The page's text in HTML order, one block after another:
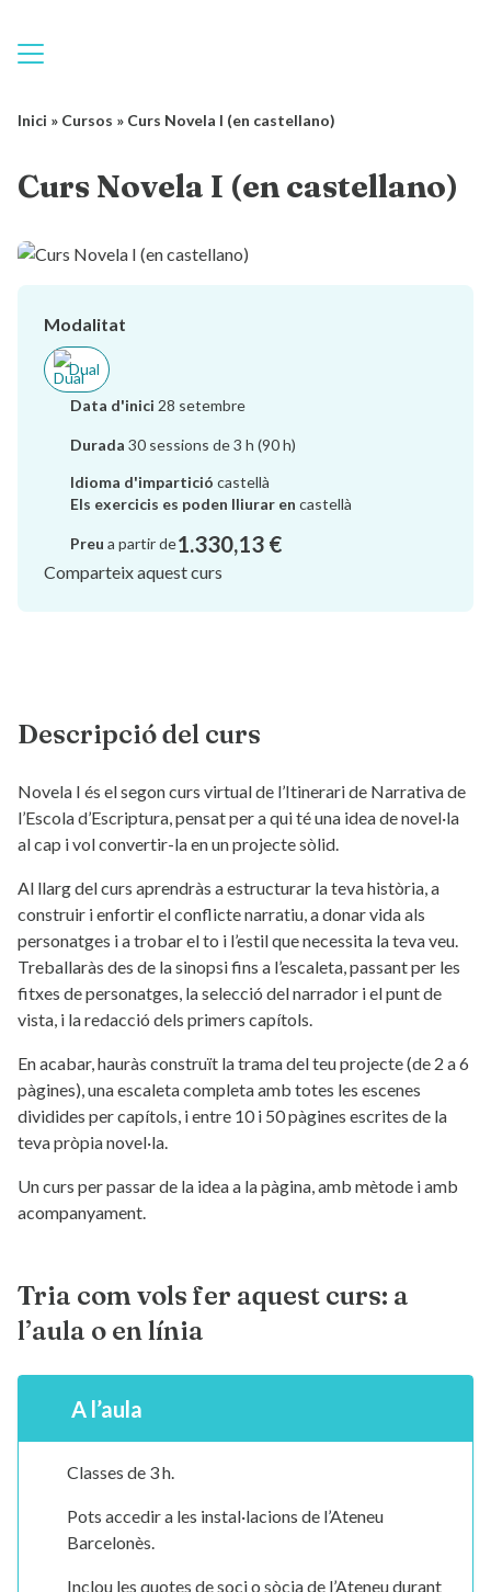
Inici » Cursos » Curs Novela I (en castellano)
Curs Novela I (en castellano)
Modalitat
Dual
Data d'inici 28 setembre
Durada 30 sessions de 3 h (90 h)
Idioma d'impartició castellà
Els exercicis es poden lliurar en castellà
Preu a partir de1.330,13 €
Comparteix aquest curs
Descripció del curs
Novela I és el segon curs virtual de l’Itinerari de Narrativa de
l’Escola d’Escriptura, pensat per a qui té una idea de novel·la
al cap i vol convertir-la en un projecte sòlid.
Al llarg del curs aprendràs a estructurar la teva història, a
construir i enfortir el conflicte narratiu, a donar vida als
personatges i a trobar el to i l’estil que necessita la teva veu.
Treballaràs des de la sinopsi fins a l’escaleta, passant per les
fitxes de personatges, la selecció del narrador i el punt de
vista, i la redacció dels primers capítols.
En acabar, hauràs construït la trama del teu projecte (de 2 a 6
pàgines), una escaleta completa amb totes les escenes
dividides per capítols, i entre 10 i 50 pàgines escrites de la
teva pròpia novel·la.
Un curs per passar de la idea a la pàgina, amb mètode i amb
acompanyament.
Tria com vols fer aquest curs: a
l’aula o en línia
A l’aula
Classes de 3 h.
Pots accedir a les instal·lacions de l’Ateneu
Barcelonès.
Inclou les quotes de soci o sòcia de l’Ateneu durant